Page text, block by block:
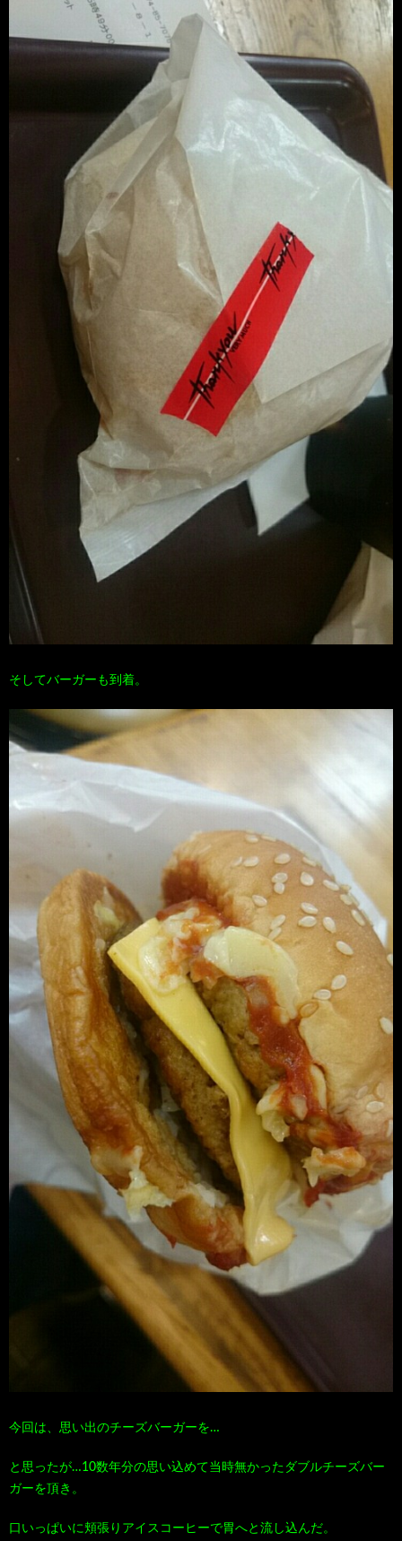
そしてバーガーも到着。
今回は、思い出のチーズバーガーを…
と思ったが…10数年分の思い込めて当時無かったダブルチーズバー
ガーを頂き。
口いっぱいに頬張りアイスコーヒーで胃へと流し込んだ。